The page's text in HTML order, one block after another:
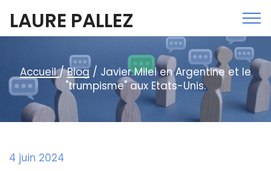
LAURE PALLEZ
Accueil/Blog/ Javier Milei en Argentine et le
"trumpisme" aux Etats-Unis.
4 juin 2024